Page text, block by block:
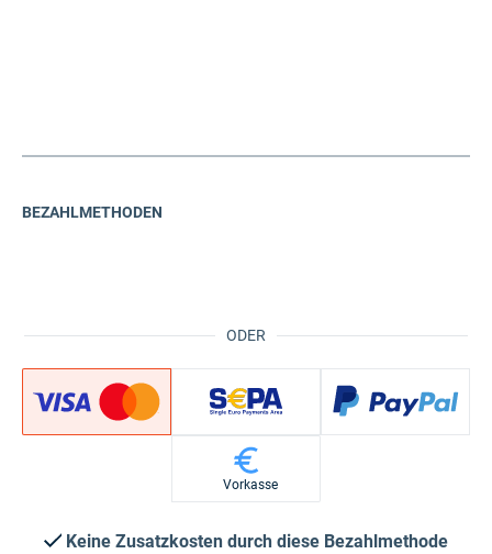
ODER
BEZAHLMETHODEN
Vorkasse
Keine Zusatzkosten durch diese Bezahlmethode